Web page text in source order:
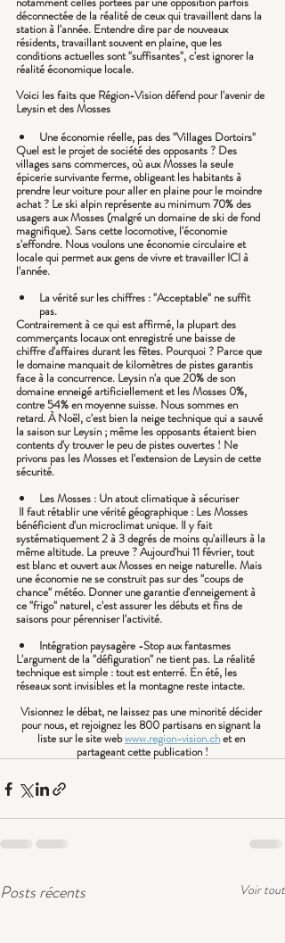
déconnectée de la réalité de ceux qui travaillent dans la
station à l'année. Entendre dire par de nouveaux
résidents, travaillant souvent en plaine, que les
conditions actuelles sont "suffisantes", c'est ignorer la
réalité économique locale.
Voici les faits que Région-Vision défend pour l'avenir de
Leysin et des Mosses
Une économie réelle, pas des "Villages Dortoirs"
Quel est le projet de société des opposants ? Des
villages sans commerces, où aux Mosses la seule
épicerie survivante ferme, obligeant les habitants à
prendre leur voiture pour aller en plaine pour le moindre
achat ? Le ski alpin représente au minimum 70% des
usagers aux Mosses (malgré un domaine de ski de fond
magnifique). Sans cette locomotive, l'économie
s'effondre. Nous voulons une économie circulaire et
locale qui permet aux gens de vivre et travailler ICI à
l'année.
La vérité sur les chiffres : "Acceptable" ne suffit
pas.
Contrairement à ce qui est affirmé, la plupart des
commerçants locaux ont enregistré une baisse de
chiffre d'affaires durant les fêtes. Pourquoi ? Parce que
le domaine manquait de kilomètres de pistes garantis
face à la concurrence. Leysin n'a que 20% de son
domaine enneigé artificiellement et les Mosses 0%,
contre 54% en moyenne suisse. Nous sommes en
retard. À Noël, c'est bien la neige technique qui a sauvé
la saison sur Leysin ; même les opposants étaient bien
contents d'y trouver le peu de pistes ouvertes ! Ne
privons pas les Mosses et l'extension de Leysin de cette
sécurité.
Les Mosses : Un atout climatique à sécuriser
bénéficient d'un microclimat unique. Il y fait
systématiquement 2 à 3 degrés de moins qu'ailleurs à la
même altitude. La preuve ? Aujourd'hui 11 février, tout
est blanc et ouvert aux Mosses en neige naturelle. Mais
une économie ne se construit pas sur des "coups de
chance" météo. Donner une garantie d'enneigement à
ce "frigo" naturel, c'est assurer les débuts et fins de
saisons pour pérenniser l'activité.
Intégration paysagère -Stop aux fantasmes
L'argument de la "défiguration" ne tient pas. La réalité
technique est simple : tout est enterré. En été, les
réseaux sont invisibles et la montagne reste intacte.
Visionnez le débat, ne laissez pas une minorité décider
pour nous, et rejoignez les 800 partisans en signant la
liste sur le site web www.region-vision.ch et en
partageant cette publication !
Posts récents Voir tout